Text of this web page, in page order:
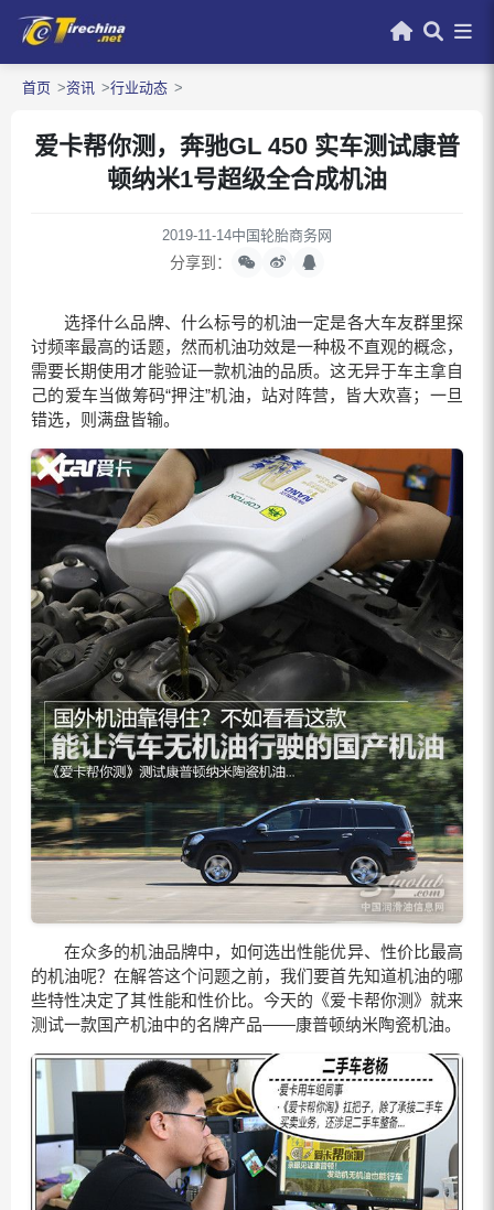
首页 资讯 行业动态
爱卡帮你测，奔驰GL 450 实车测试康普
顿纳米1号超级全合成机油
2019-11-14中国轮胎商务网
分享到：
选择什么品牌、什么标号的机油一定是各大车友群里探
讨频率最高的话题，然而机油功效是一种极不直观的概念，
需要长期使用才能验证一款机油的品质。这无异于车主拿自
己的爱车当做筹码“押注”机油，站对阵营，皆大欢喜；一旦
错选，则满盘皆输。
在众多的机油品牌中，如何选出性能优异、性价比最高
的机油呢？在解答这个问题之前，我们要首先知道机油的哪
些特性决定了其性能和性价比。今天的《爱卡帮你测》就来
测试一款国产机油中的名牌产品——康普顿纳米陶瓷机油。